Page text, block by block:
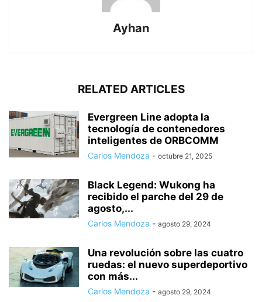
Ayhan
RELATED ARTICLES
Evergreen Line adopta la
tecnología de contenedores
inteligentes de ORBCOMM
Carlos Mendoza - octubre 21, 2025
Black Legend: Wukong ha
recibido el parche del 29 de
agosto,...
Carlos Mendoza - agosto 29, 2024
Una revolución sobre las cuatro
ruedas: el nuevo superdeportivo
con más...
Carlos Mendoza - agosto 29, 2024